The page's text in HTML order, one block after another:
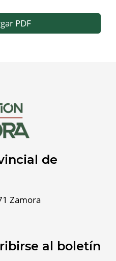
PDF
de
Zamora
al boletín